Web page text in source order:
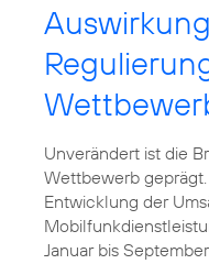
Unverändert ist die
Wettbewerb
Entwicklung der
Januar bis